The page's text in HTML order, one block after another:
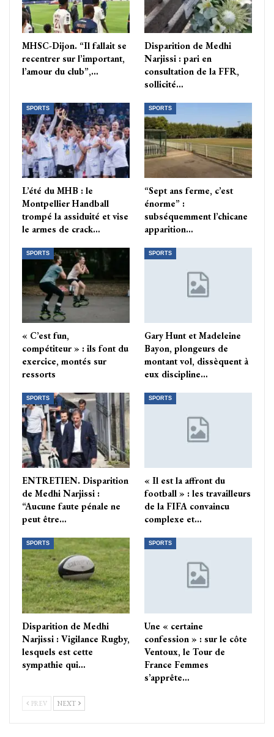
MHSC-Dijon. “Il fallait se
recentrer sur l’important,
l’amour du club”,…
Disparition de Medhi
Narjissi : pari en
consultation de la FFR,
sollicité…
SPORTS
L’été du MHB : le
Montpellier Handball
trompé la assiduité et vise
le armes de crack…
SPORTS
“Sept ans ferme, c’est
énorme” :
subséquemment l’chicane
apparition…
SPORTS
« C’est fun,
compétiteur » : ils font du
exercice, montés sur
ressorts
SPORTS
Gary Hunt et Madeleine
Bayon, plongeurs de
montant vol, dissèquent à
eux discipline…
SPORTS
ENTRETIEN. Disparition
de Medhi Narjissi :
“Aucune faute pénale ne
peut être…
SPORTS
« Il est la affront du
football » : les travailleurs
de la FIFA convaincu
complexe et…
SPORTS
Disparition de Medhi
Narjissi : Vigilance Rugby,
lesquels est cette
sympathie qui…
SPORTS
Une « certaine
confession » : sur le côte
Ventoux, le Tour de
France Femmes
s’apprête…
PREV NEXT